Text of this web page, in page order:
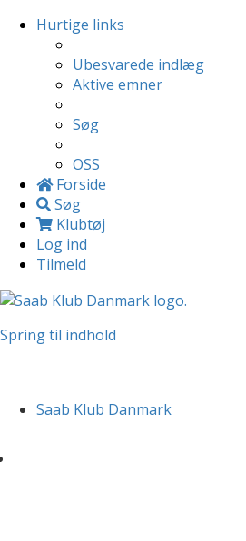
Hurtige links
Ubesvarede indlæg
Aktive emner
Søg
OSS
Forside
Søg
Klubtøj
Log ind
Tilmeld
Spring til indhold
Saab Klub Danmark